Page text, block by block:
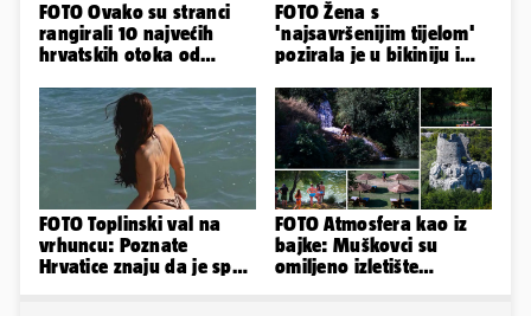
FOTO Ovako su stranci
rangirali 10 najvećih
hrvatskih otoka od
FOTO Žena s
'najsavršenijim tijelom'
pozirala je u bikiniju i
obline...
FOTO Toplinski val na
vrhuncu: Poznate
Hrvatice znaju da je spas
FOTO Atmosfera kao iz
bajke: Muškovci su
omiljeno izletište